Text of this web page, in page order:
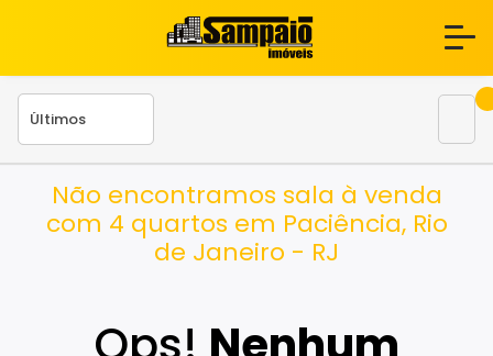
Não encontramos sala à venda
com 4 quartos em Paciência, Rio
de Janeiro - RJ